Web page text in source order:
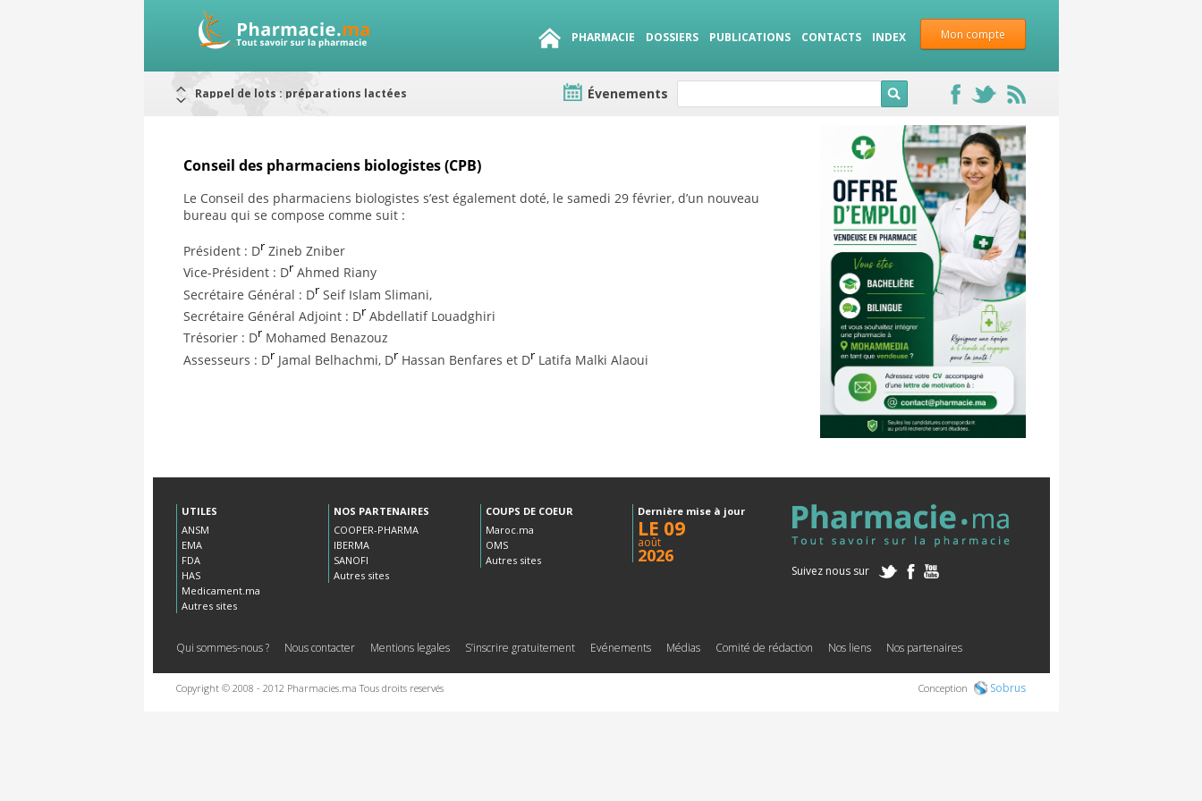
Mon compte
PHARMACIE DOSSIERS PUBLICATIONS CONTACTS INDEX
Rappel de lots : préparations lactées
RAPPELS DE LOTS
Évenements
UTILES
ANSM
EMA
FDA
HAS
Medicament.ma
Autres sites
NOS PARTENAIRES
COOPER-PHARMA
IBERMA
SANOFI
Autres sites
COUPS DE COEUR
Maroc.ma
OMS
Autres sites
Dernière mise à jour
LE 09
août
2026
Suivez nous sur
Qui sommes-nous ? Nous contacter Mentions legales S’inscrire gratuitement Evénements Médias Comité de rédaction Nos liens Nos partenaires
Conception Sobrus
Copyright © 2008 - 2012 Pharmacies.ma Tous droits reservés